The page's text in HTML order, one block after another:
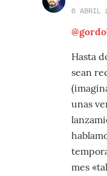
6 ABRIL
Hasta
sean
unas
mes